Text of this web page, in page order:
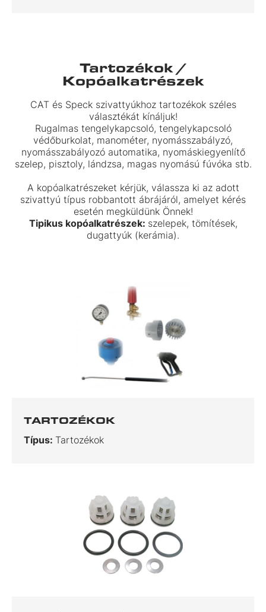
Tartozékok /
Kopóalkatrészek
CAT és Speck szivattyúkhoz tartozékok széles
választékát kínáljuk!
Rugalmas tengelykapcsoló, tengelykapcsoló
védőburkolat, manométer, nyomásszabályzó,
nyomásszabályozó automatika, nyomáskiegyenlítő
szelep, pisztoly, lándzsa, magas nyomású fúvóka stb.
A kopóalkatrészeket kérjük, válassza ki az adott
szivattyú típus robbantott ábrájáról, amelyet kérés
esetén megküldünk Önnek!
Tipikus kopóalkatrészek: szelepek, tömítések,
dugattyúk (kerámia).
TARTOZÉKOK
Típus: Tartozékok